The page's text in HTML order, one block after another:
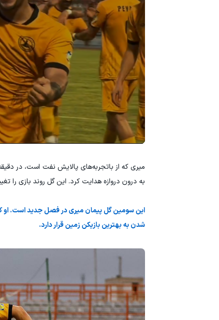
به درون دروازه هدایت کرد. این گل روند بازی را
این سومین گل پیمان میری در فصل جدید است. او که
شدن به بهترین بازیکن زمین قرار دارد.